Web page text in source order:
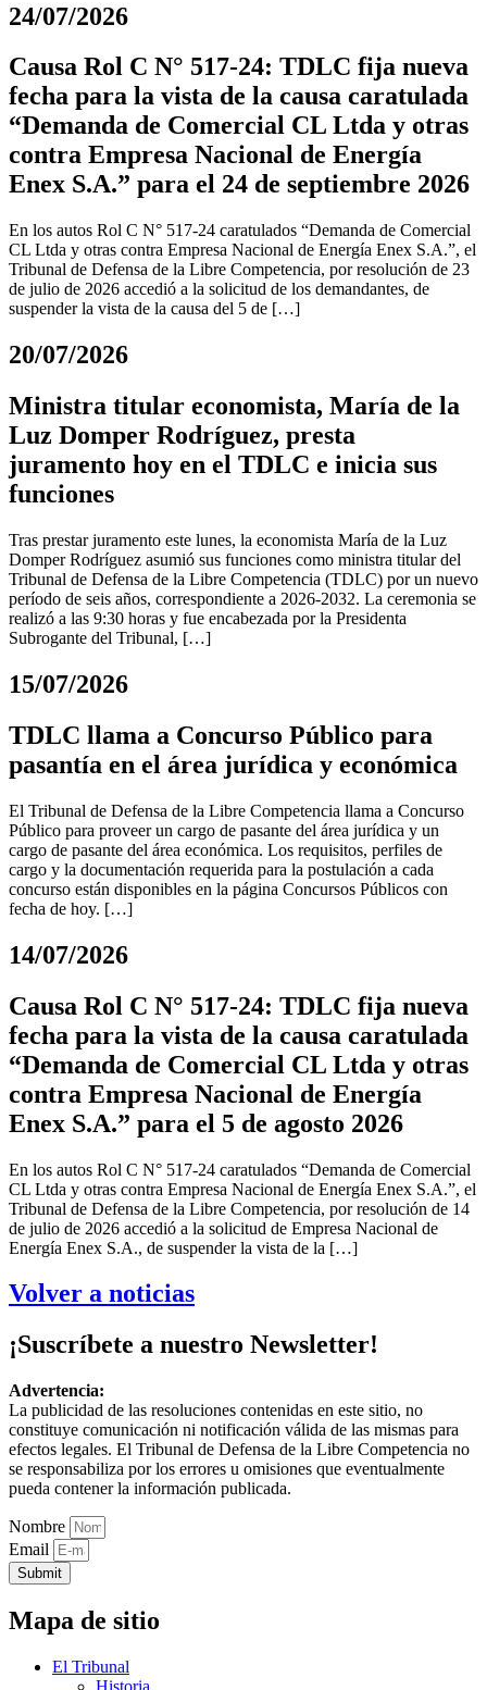
24/07/2026
Causa Rol C N° 517-24: TDLC fija nueva
fecha para la vista de la causa caratulada
“Demanda de Comercial CL Ltda y otras
contra Empresa Nacional de Energía
Enex S.A.” para el 24 de septiembre 2026
En los autos Rol C N° 517-24 caratulados “Demanda de Comercial
CL Ltda y otras contra Empresa Nacional de Energía Enex S.A.”, el
Tribunal de Defensa de la Libre Competencia, por resolución de 23
de julio de 2026 accedió a la solicitud de los demandantes, de
suspender la vista de la causa del 5 de […]
20/07/2026
Ministra titular economista, María de la
Luz Domper Rodríguez, presta
juramento hoy en el TDLC e inicia sus
funciones
Tras prestar juramento este lunes, la economista María de la Luz
Domper Rodríguez asumió sus funciones como ministra titular del
Tribunal de Defensa de la Libre Competencia (TDLC) por un nuevo
período de seis años, correspondiente a 2026-2032. La ceremonia se
realizó a las 9:30 horas y fue encabezada por la Presidenta
Subrogante del Tribunal, […]
15/07/2026
TDLC llama a Concurso Público para
pasantía en el área jurídica y económica
El Tribunal de Defensa de la Libre Competencia llama a Concurso
Público para proveer un cargo de pasante del área jurídica y un
cargo de pasante del área económica. Los requisitos, perfiles de
cargo y la documentación requerida para la postulación a cada
concurso están disponibles en la página Concursos Públicos con
fecha de hoy. […]
14/07/2026
Causa Rol C N° 517-24: TDLC fija nueva
fecha para la vista de la causa caratulada
“Demanda de Comercial CL Ltda y otras
contra Empresa Nacional de Energía
Enex S.A.” para el 5 de agosto 2026
En los autos Rol C N° 517-24 caratulados “Demanda de Comercial
CL Ltda y otras contra Empresa Nacional de Energía Enex S.A.”, el
Tribunal de Defensa de la Libre Competencia, por resolución de 14
de julio de 2026 accedió a la solicitud de Empresa Nacional de
Energía Enex S.A., de suspender la vista de la […]
Volver a noticias
¡Suscríbete a nuestro Newsletter!
Advertencia:
La publicidad de las resoluciones contenidas en este sitio, no
constituye comunicación ni notificación válida de las mismas para
efectos legales. El Tribunal de Defensa de la Libre Competencia no
se responsabiliza por los errores u omisiones que eventualmente
pueda contener la información publicada.
Nombre
Email
Submit
Mapa de sitio
El Tribunal
Historia